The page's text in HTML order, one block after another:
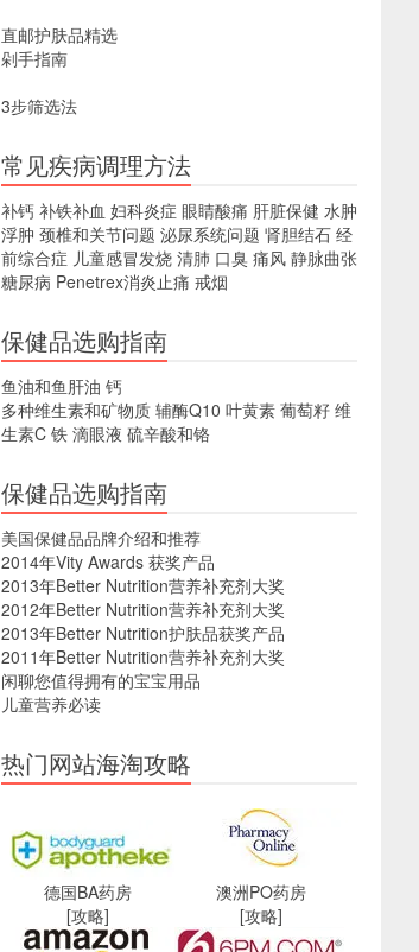
直邮护肤品精选
剁手指南
3步筛选法
常见疾病调理方法
补钙 补铁补血 妇科炎症 眼睛酸痛 肝脏保健 水肿
浮肿 颈椎和关节问题 泌尿系统问题 肾胆结石 经
前综合症 儿童感冒发烧 清肺 口臭 痛风 静脉曲张
糖尿病 Penetrex消炎止痛 戒烟
保健品选购指南
鱼油和鱼肝油 钙
多种维生素和矿物质 辅酶Q10 叶黄素 葡萄籽 维
生素C 铁 滴眼液 硫辛酸和铬
保健品选购指南
美国保健品品牌介绍和推荐
2014年Vity Awards 获奖产品
2013年Better Nutrition营养补充剂大奖
2012年Better Nutrition营养补充剂大奖
2013年Better Nutrition护肤品获奖产品
2011年Better Nutrition营养补充剂大奖
闲聊您值得拥有的宝宝用品
儿童营养必读
热门网站海淘攻略
德国BA药房
[攻略]
澳洲PO药房
[攻略]